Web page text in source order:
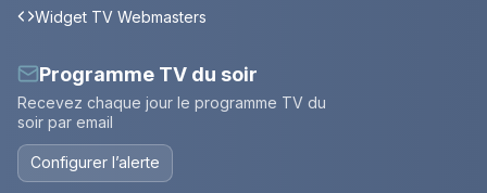
Widget TV Webmasters
Programme TV du soir
Recevez chaque jour le programme TV du
soir par email
Configurer l’alerte